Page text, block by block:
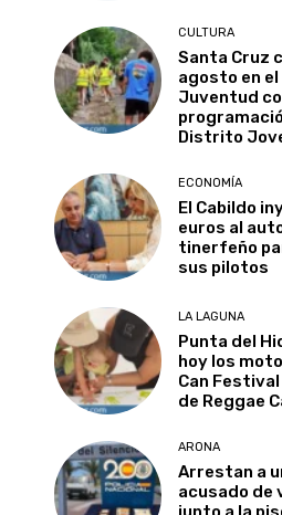
CULTURA
Santa Cruz
agosto en el
Juventud
Distrito
ECONOMÍA
El Cabildo
euros al
tinerfeño
sus pilotos
LA LAGUNA
Punta del
hoy los
Can
de Reggae
ARONA
Arrestan a
acusado de